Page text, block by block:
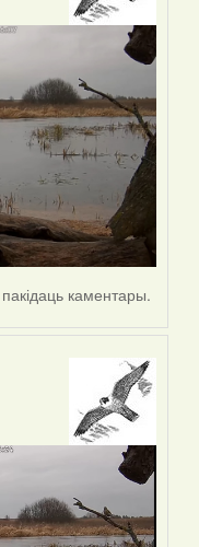
каментары.